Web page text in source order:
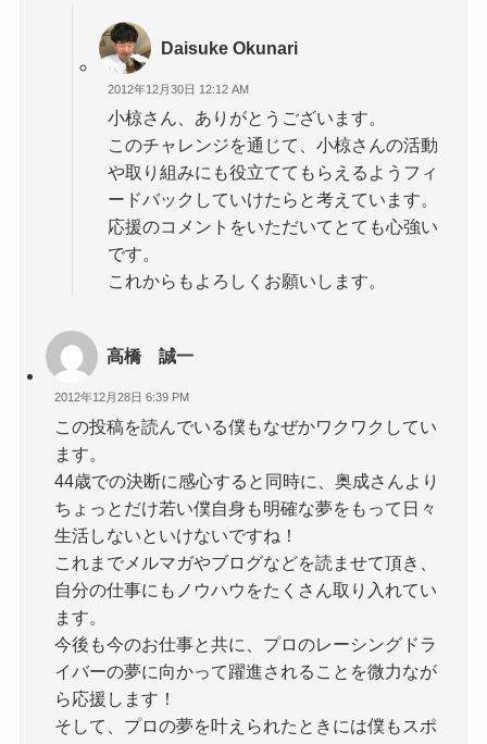
Daisuke Okunari
2012年12月30日 12:12 AM
小椋さん、ありがとうございます。
このチャレンジを通じて、小椋さんの活動
や取り組みにも役立ててもらえるようフィ
ードバックしていけたらと考えています。
応援のコメントをいただいてとても心強い
です。
これからもよろしくお願いします。
高橋 誠一
2012年12月28日 6:39 PM
この投稿を読んでいる僕もなぜかワクワクしてい
ます。
44歳での決断に感心すると同時に、奥成さんより
ちょっとだけ若い僕自身も明確な夢をもって日々
生活しないといけないですね！
これまでメルマガやブログなどを読ませて頂き、
自分の仕事にもノウハウをたくさん取り入れてい
ます。
今後も今のお仕事と共に、プロのレーシングドラ
イバーの夢に向かって躍進されることを微力なが
ら応援します！
そして、プロの夢を叶えられたときには僕もスポ